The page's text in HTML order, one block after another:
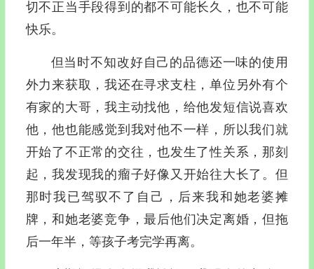
切不正当手段得到的都不可能长久，也不可能
快乐。
但当时不知改好自己的品德还一味的使用
外力来获取，我还在寻求支柱，单位另外有个
有家的大哥，我主动找他，给他发短信说喜欢
他，他也能感觉到我对他不一样，所以我们就
开始了不正常的交往，也发生了性关系，那刻
起，我发现我的瘤子好像又开始往大长了。但
那时我已驾驭不了自己，后来我和她老婆摊
牌，和她老婆竞争，最后他们决定离婚，但拖
后一年半，等孩子考完学再离。